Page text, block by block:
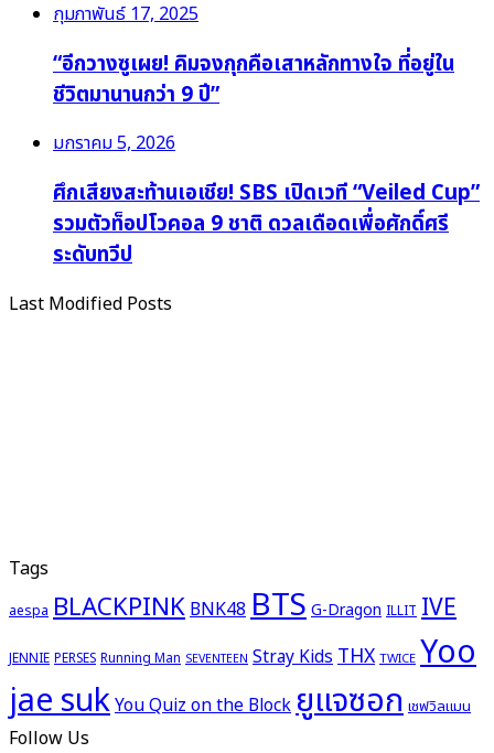
กุมภาพันธ์ 17, 2025
“อีกวางซูเผย! คิมจงกุกคือเสาหลักทางใจ ที่อยู่ใน
ชีวิตมานานกว่า 9 ปี”
มกราคม 5, 2026
ศึกเสียงสะท้านเอเชีย! SBS เปิดเวที “Veiled Cup”
รวมตัวท็อปโวคอล 9 ชาติ ดวลเดือดเพื่อศักดิ์ศรี
ระดับทวีป
Last Modified Posts
Tags
aespa BLACKPINK BNK48 BTSG-Dragon ILLIT IVE
JENNIE PERSES Running Man SEVENTEEN Stray Kids THX TWICE Yoo
jae sukYou Quiz on the Blockยูแจซอก เชฟวิลแมน
Follow Us